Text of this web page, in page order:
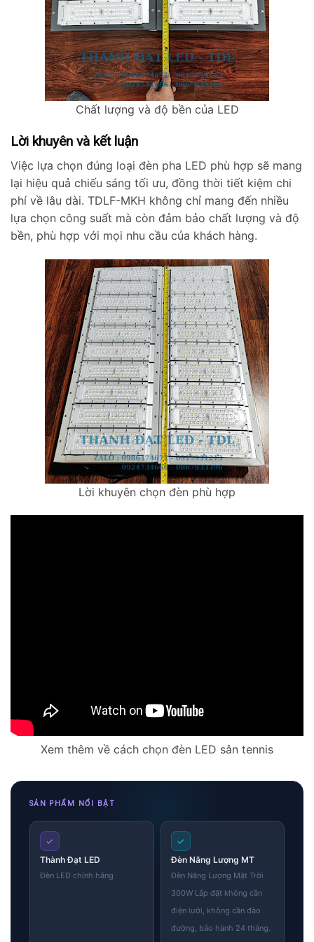
Chất lượng và độ bền của LED
Lời khuyên và kết luận
Việc lựa chọn đúng loại đèn pha LED phù hợp sẽ mang
lại hiệu quả chiếu sáng tối ưu, đồng thời tiết kiệm chi
phí về lâu dài. TDLF-MKH không chỉ mang đến nhiều
lựa chọn công suất mà còn đảm bảo chất lượng và độ
bền, phù hợp với mọi nhu cầu của khách hàng.
Lời khuyên chọn đèn phù hợp
Xem thêm về cách chọn đèn LED sân tennis
SẢN PHẨM NỔI BẬT
✓
Thành Đạt LED
Đèn LED chính hãng
✓
Đèn Năng Lượng MT
Đèn Năng Lượng Mặt Trời
300W Lắp đặt không cần
điện lưới, không cần đào
đường, bảo hành 24 tháng.